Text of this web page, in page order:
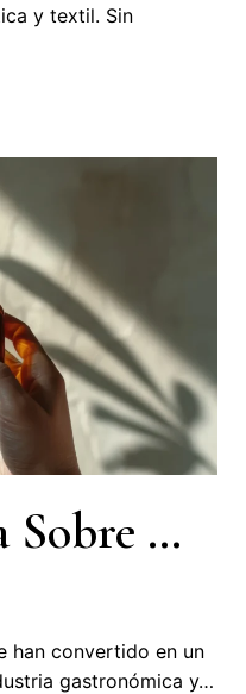
y textil. Sin
Guía Práctica Sobre Extractos Alimentarios: Usos Y Beneficios
han convertido en un
gastronómica y…